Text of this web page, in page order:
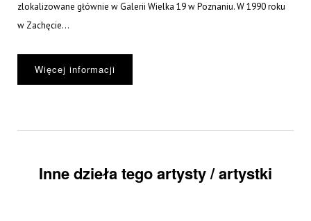
zlokalizowane głównie w Galerii Wielka 19 w Poznaniu. W 1990 roku
w Zachęcie...
Więcej informacji
Inne dzieła tego artysty / artystki